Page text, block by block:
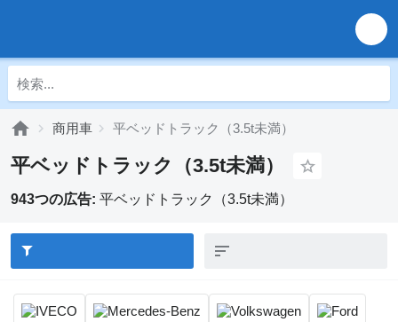
商用車 平ベッドトラック（3.5t未満）
平ベッドトラック（3.5t未満）
943つの広告: 平ベッドトラック（3.5t未満）